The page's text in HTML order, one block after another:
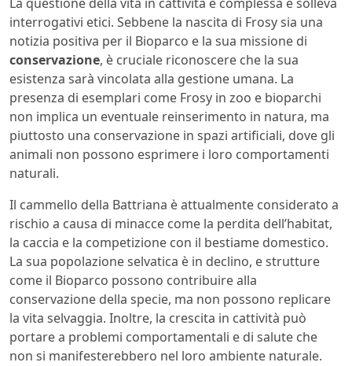
La questione della vita in cattività è complessa e solleva
interrogativi etici. Sebbene la nascita di Frosy sia una
notizia positiva per il Bioparco e la sua missione di
conservazione, è cruciale riconoscere che la sua
esistenza sarà vincolata alla gestione umana. La
presenza di esemplari come Frosy in zoo e bioparchi
non implica un eventuale reinserimento in natura, ma
piuttosto una conservazione in spazi artificiali, dove gli
animali non possono esprimere i loro comportamenti
naturali.
Il cammello della Battriana è attualmente considerato a
rischio a causa di minacce come la perdita dell’habitat,
la caccia e la competizione con il bestiame domestico.
La sua popolazione selvatica è in declino, e strutture
come il Bioparco possono contribuire alla
conservazione della specie, ma non possono replicare
la vita selvaggia. Inoltre, la crescita in cattività può
portare a problemi comportamentali e di salute che
non si manifesterebbero nel loro ambiente naturale.